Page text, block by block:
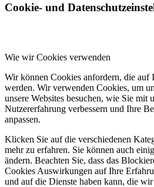
Cookie- und
Wie wir Cookies verwenden
Wir können Cookies anfordern, die auf
werden. Wir verwenden Cookies, um
unsere Websites besuchen, wie Sie mit
Nutzererfahrung verbessern und Ihre
anpassen.
Klicken Sie auf die verschiedenen
mehr zu erfahren. Sie können auch
ändern. Beachten Sie, dass das
Cookies Auswirkungen auf Ihre
und auf die Dienste haben kann, die